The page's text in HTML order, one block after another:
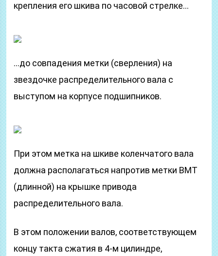
крепления его шкива по часовой стрелке…
…до совпадения метки (сверления) на
звездочке распределительного вала с
выступом на корпусе подшипников.
При этом метка на шкиве коленчатого вала
должна располагаться напротив метки ВМТ
(длинной) на крышке привода
распределительного вала.
В этом положении валов, соответствующем
концу такта сжатия в 4-м цилиндре,